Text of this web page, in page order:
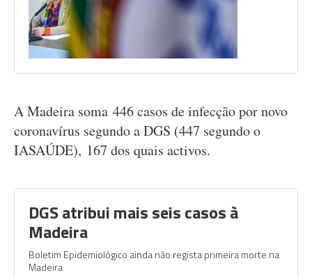
A Madeira soma 446 casos de infecção por novo
coronavírus segundo a DGS (447 segundo o
IASAÚDE), 167 dos quais activos.
DGS atribui mais seis casos à
Madeira
Boletim Epidemiológico ainda não regista primeira morte na
Madeira